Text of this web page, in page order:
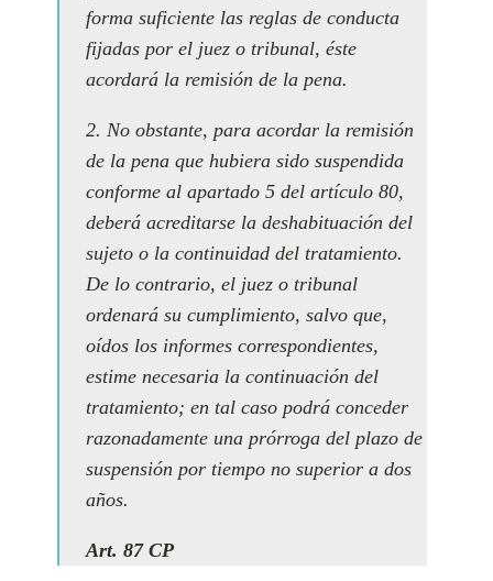
forma suficiente las reglas de conducta
fijadas por el juez o tribunal, éste
acordará la remisión de la pena.
2. No obstante, para acordar la remisión
de la pena que hubiera sido suspendida
conforme al apartado 5 del artículo 80,
deberá acreditarse la deshabituación del
sujeto o la continuidad del tratamiento.
De lo contrario, el juez o tribunal
ordenará su cumplimiento, salvo que,
oídos los informes correspondientes,
estime necesaria la continuación del
tratamiento; en tal caso podrá conceder
razonadamente una prórroga del plazo de
suspensión por tiempo no superior a dos
años.
Art. 87 CP